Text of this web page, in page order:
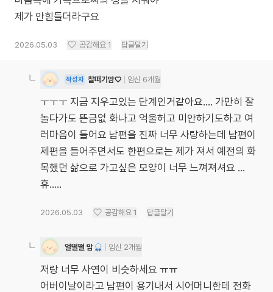
제가 안힘들더라구요
2026.05.03 공감해요 1 답글달기
작성자 찰떠기맘♡ 임신 6개월
ㅜㅜㅜ 지금 지우고있는 단계인거같아요.... 가만히 잘
놀다가도 뜬금없 화나고 억울허고 미안하기도하고 여
러마음이 들어요 남편을 진짜 너무 사랑하는데 남편이
제편을 들어주면서도 한편으로는 제가 져서 예전의 화
목했던 삶으로 가고싶은 모양이 너무 느껴져셔요 ...
휴.....
2026.05.03 공감해요 1 답글달기
얼떨떨 맘 임신 2개월
저랑 너무 사연이 비슷하세요 ㅠㅠ
어버이날이라고 남편이 용기내서 시어머니한테 전화